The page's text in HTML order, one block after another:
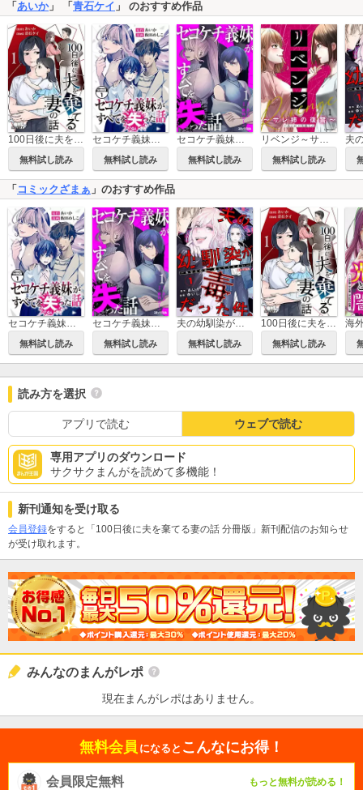
「あいか」 「青石ケイ 」 のおすすめ作品
100日後に夫を棄てる妻の話
無料試し読み
セコケチ義妹がすべてを失った話 分冊版
無料試し読み
セコケチ義妹がすべてを失った話
無料試し読み
リベンジ～サレ姉の復讐～
無料試し読み
「 コミックざまぁ 」のおすすめ作品
セコケチ義妹がすべてを失った話 分冊版
無料試し読み
セコケチ義妹がすべてを失った話
無料試し読み
夫の幼馴染が毒だった件。ーあなたの夫、返してくださいー
無料試し読み
100日後に夫を棄てる妻の話
無料試し読み
読み方を選択
アプリで読む ウェブで読む
専用アプリのダウンロード
サクサクまんがを読めて多機能！
新刊通知を受け取る
会員登録をすると「100日後に夫を棄てる妻の話 分冊版」新刊配信のお知らせ
が受け取れます。
みんなのまんがレポ
現在まんがレポはありません。
無料会員 になると こんなにお得！
会員限定無料 もっと無料が読める！